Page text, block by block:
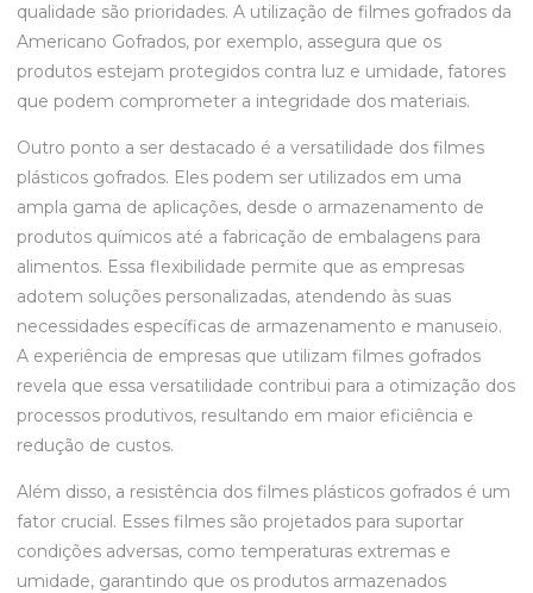
qualidade são prioridades. A utilização de filmes gofrados da
Americano Gofrados, por exemplo, assegura que os
produtos estejam protegidos contra luz e umidade, fatores
que podem comprometer a integridade dos materiais.
Outro ponto a ser destacado é a versatilidade dos filmes
plásticos gofrados. Eles podem ser utilizados em uma
ampla gama de aplicações, desde o armazenamento de
produtos químicos até a fabricação de embalagens para
alimentos. Essa flexibilidade permite que as empresas
adotem soluções personalizadas, atendendo às suas
necessidades específicas de armazenamento e manuseio.
A experiência de empresas que utilizam filmes gofrados
revela que essa versatilidade contribui para a otimização dos
processos produtivos, resultando em maior eficiência e
redução de custos.
Além disso, a resistência dos filmes plásticos gofrados é um
fator crucial. Esses filmes são projetados para suportar
condições adversas, como temperaturas extremas e
umidade, garantindo que os produtos armazenados